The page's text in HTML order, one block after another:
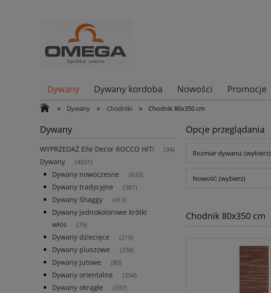
Dywany Dywany kordoba Nowości Promocje
» Dywany » Chodniki » Chodnik 80x350 cm
Dywany
WYPRZEDAŻ Elle Decor ROCCO HIT! (34)
Dywany (4031)
Dywany nowoczesne (633)
Dywany tradycyjne (381)
Dywany Shaggy (413)
Dywany jednokolorowe krótki
włos
(79)
Dywany dziecięce (219)
Dywany pluszowe (258)
Dywany jutowe (80)
Dywany orientalne (294)
Dywany okrągłe (337)
Opcje przeglądania
Rozmiar dywanu: (wybierz)
Nowość: (wybierz)
Chodnik 80x350 cm